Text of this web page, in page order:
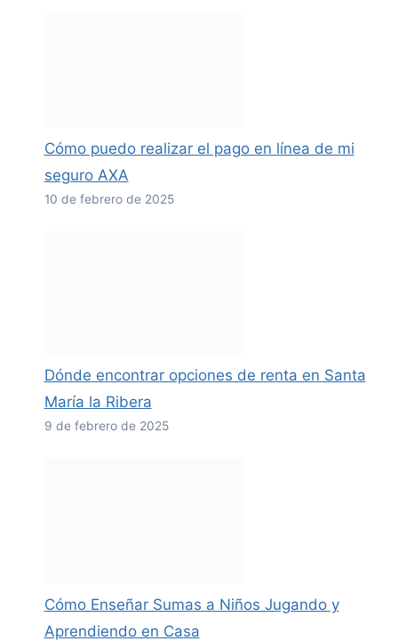
Cómo puedo realizar el pago en línea de mi
seguro AXA
10 de febrero de 2025
Dónde encontrar opciones de renta en Santa
María la Ribera
9 de febrero de 2025
Cómo Enseñar Sumas a Niños Jugando y
Aprendiendo en Casa